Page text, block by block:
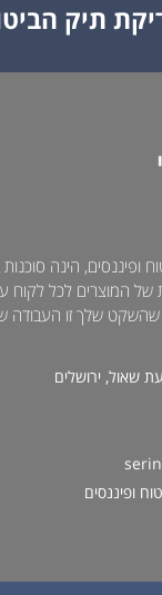
תיק
ופיננסים, הינה
המוצרים לכל לקוח על
שהשקט שלך זו העבודה
ופיננסים